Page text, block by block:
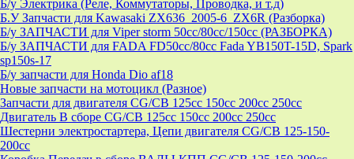
Б/у Электрика (Реле, Коммутаторы, Проводка, и т.д)
Б.У Запчасти для Kawasaki ZX636_2005-6_ZX6R (Разборка)
Б/у ЗАПЧАСТИ для Viper storm 50cc/80cc/150cc (РАЗБОРКА)
Б/у ЗАПЧАСТИ для FADA FD50cc/80cc Fada YB150T-15D, Spark
sp150s-17
Б/у запчасти для Honda Dio af18
Новые запчасти на мотоцикл (Разное)
Запчасти для двигателя CG/CB 125cc 150cc 200cc 250cc
Двигатель В сборе CG/CB 125cc 150cc 200cc 250cc
Шестерни электростартера, Цепи двигателя CG/CB 125-150-
200cc